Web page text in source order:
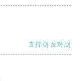
支持[0] 反对[0]